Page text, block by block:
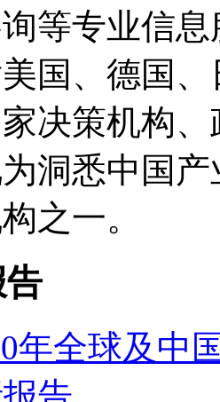
等专业信
国、德国
决策机构
洞悉中国
之一。
年全球及中